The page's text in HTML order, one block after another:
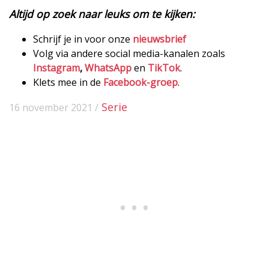
Altijd op zoek naar leuks om te kijken:
Schrijf je in voor onze nieuwsbrief
Volg via andere social media-kanalen zoals
Instagram,WhatsAppen TikTok.
Klets mee in de Facebook-groep.
16 november 2021 / Serie